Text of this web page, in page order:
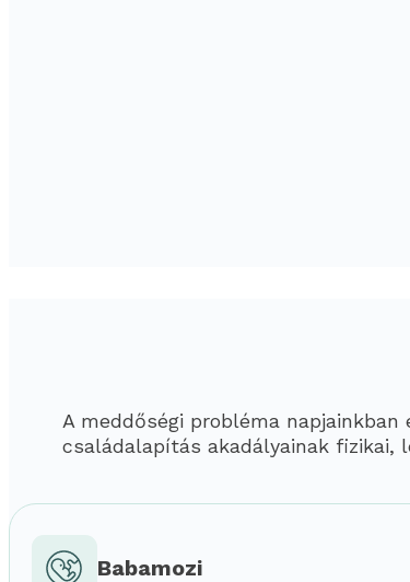
A meddőségi probléma
családalapítás akadályainak fizikai,
Babamozi